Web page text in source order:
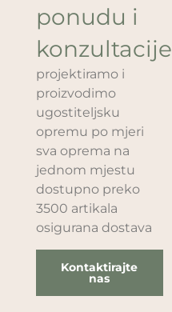
ponudu i
konzultacije
projektiramo i
proizvodimo
ugostiteljsku
opremu po mjeri
sva oprema na
jednom mjestu
dostupno preko
3500 artikala
osigurana dostava
Kontaktirajte
nas